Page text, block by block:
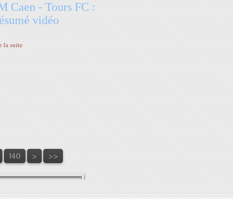
Caen - Tours FC :
vidéo
la suite
140 150
160
170
180
190
200
300
400
500
> >>